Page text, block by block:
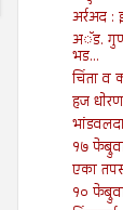
अर्रअद
अॅड.
भड...
चिंता व
हज
१७
एका
१०